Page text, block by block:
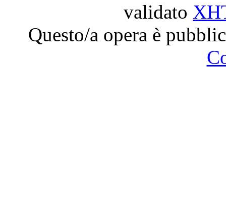
validato
Questo/a opera è